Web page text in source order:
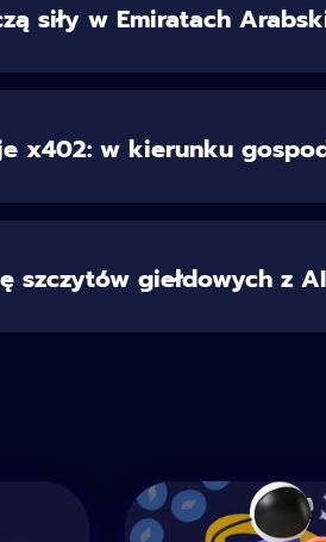
siły w Emiratach
x402: w kierunku
szczytów giełdowych z